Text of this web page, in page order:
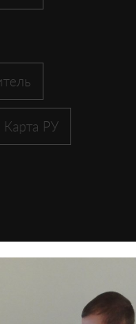
Карта РУ